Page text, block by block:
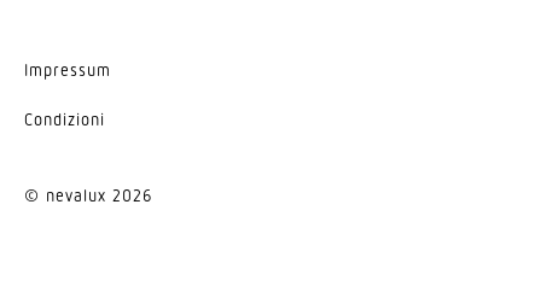
Impressum
Condi­zioni
© nevalux 2026